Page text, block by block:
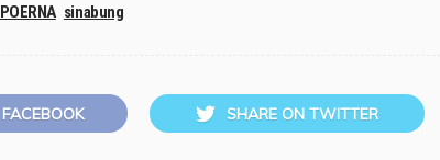
sinabung
SHARE ON TWITTER